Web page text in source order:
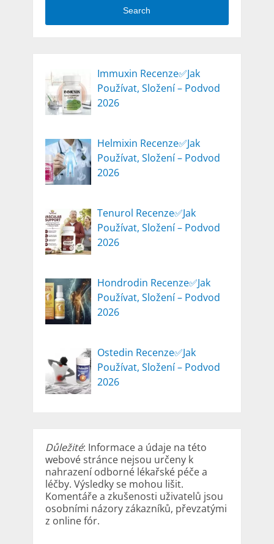
Search
Immuxin Recenze✅Jak
Používat, Složení – Podvod
2026
Helmixin Recenze✅Jak
Používat, Složení – Podvod
2026
Tenurol Recenze✅Jak
Používat, Složení – Podvod
2026
Hondrodin Recenze✅Jak
Používat, Složení – Podvod
2026
Ostedin Recenze✅Jak
Používat, Složení – Podvod
2026
Důležité: Informace a údaje na této
webové stránce nejsou určeny k
nahrazení odborné lékařské péče a
léčby. Výsledky se mohou lišit.
Komentáře a zkušenosti uživatelů jsou
osobními názory zákazníků, převzatými
z online fór.